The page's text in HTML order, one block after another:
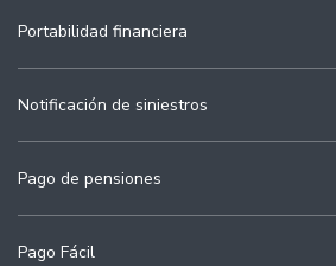
Portabilidad financiera
Notificación de siniestros
Pago de pensiones
Pago Fácil